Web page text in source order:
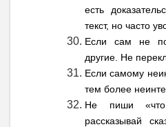
есть
текст, но часто
Если сам не
другие. Не
Если самому
тем более
Не пиши
рассказывай